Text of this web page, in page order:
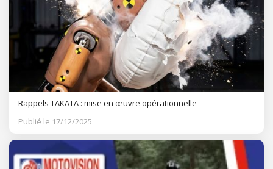
Rappels TAKATA : mise en œuvre opérationnelle
Publié le 17/12/2025